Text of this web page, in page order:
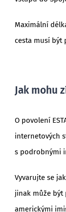
Maximální
cesta musí být
Jak mohu
O povolení
internetových
s podrobnými
Vyvarujte se
jinak může být
americkými